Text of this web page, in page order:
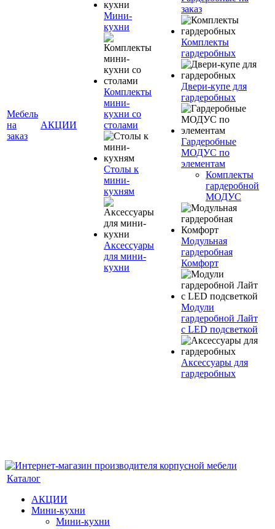
Мебель
на
заказ
АКЦИИ
Мини-
кухни
Комплекты
мини-
кухни со
столами
Столы к
мини-
кухням
Аксессуары
для мини-
кухни
заказ
Комплекты
гардеробных
Двери-купе для
гардеробных
Гардеробные
МОДУС по
элементам
Комплекты
гардеробной
МОДУС
Модульная
гардеробная
Комфорт
Модули
гардеробной Лайт
с LED подсветкой
Аксессуары для
гардеробных
Каталог
АКЦИИ
Мини-кухни
Мини-кухни